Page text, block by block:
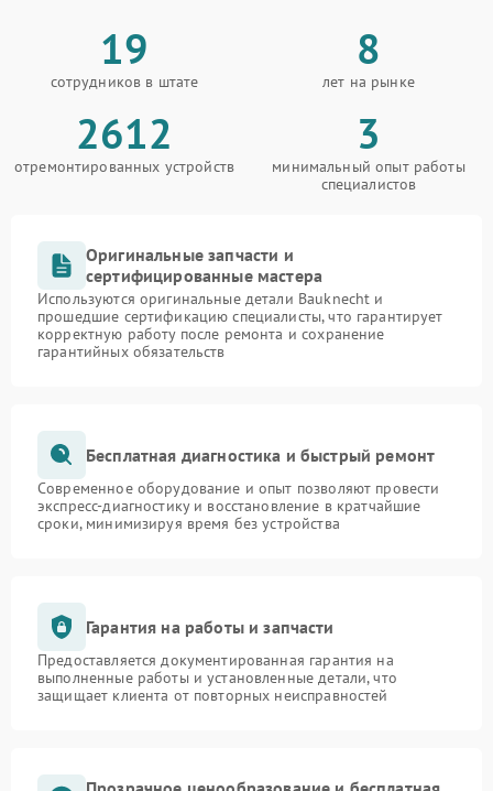
19
сотрудников в штате
8
лет на рынке
2612
отремонтированных устройств
3
минимальный опыт работы
специалистов
Оригинальные запчасти и
сертифицированные мастера
Используются оригинальные детали Bauknecht и
прошедшие сертификацию специалисты, что гарантирует
корректную работу после ремонта и сохранение
гарантийных обязательств
Бесплатная диагностика и быстрый ремонт
Современное оборудование и опыт позволяют провести
экспресс-диагностику и восстановление в кратчайшие
сроки, минимизируя время без устройства
Гарантия на работы и запчасти
Предоставляется документированная гарантия на
выполненные работы и установленные детали, что
защищает клиента от повторных неисправностей